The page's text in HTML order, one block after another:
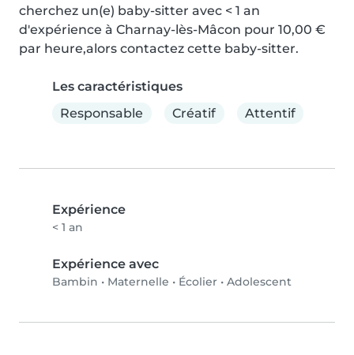
cherchez un(e) baby-sitter avec < 1 an
d'expérience à Charnay-lès-Mâcon pour 10,00 €
par heure,alors contactez cette baby-sitter.
Les caractéristiques
Responsable
Créatif Attentif
Expérience
< 1 an
Expérience avec
Bambin • Maternelle • Écolier • Adolescent